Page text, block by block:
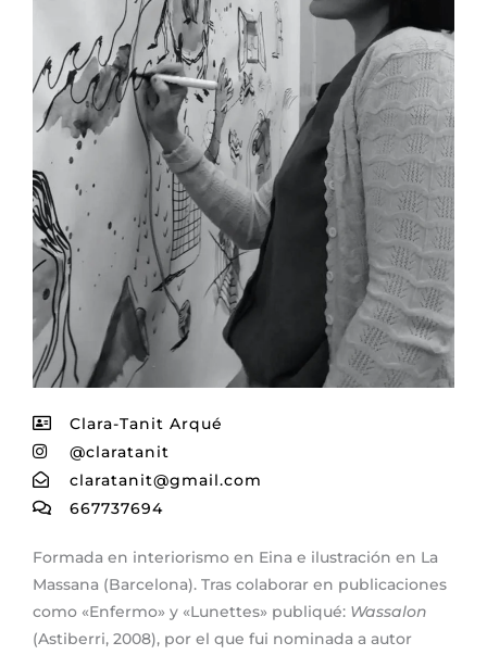
Clara-Tanit Arqué
@claratanit
claratanit@gmail.com
667737694
Formada en interiorismo en Eina e ilustración en La
Massana (Barcelona). Tras colaborar en publicaciones
como «Enfermo» y «Lunettes» publiqué: Wassalon
(Astiberri, 2008), por el que fui nominada a autor